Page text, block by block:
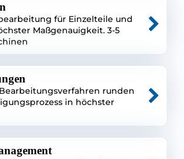
für Einzelteile und
Maßgenauigkeit. 3-5
runden
in höchster